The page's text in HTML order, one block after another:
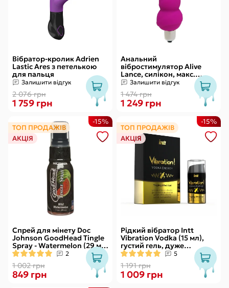
Вібратор-кролик Adrien
Lastic Ares з петелькою
для пальця
Залишити відгук
2 076 грн
1 759 грн
Анальний
вібростимулятор Alive
Lance, силікон, макс.
діаметр 2,9 см
(передостання кулька)
Залишити відгук
1 474 грн
1 249 грн
ТОП ПРОДАЖІВ
АКЦІЯ
Спрей для мінету Doc
Johnson GoodHead Tingle
Spray - Watermelon (29 мл)
зі стимулювальним
ефектом
2
1 002 грн
-15%
849 грн
ТОП ПРОДАЖІВ
АКЦІЯ
Рідкий вібратор Intt
Vibration Vodka (15 мл),
густий гель, дуже
смачний, діє до 30 хвилин
5
1 191 грн
-15%
1 009 грн